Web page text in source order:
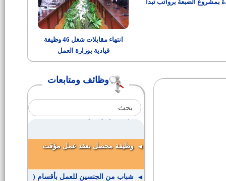
بمشروع الضبعة برواتب تبدأ
انتهاء مقابلات شغل 46 وظيفة
قيادية بوزارة العمل
وظائف ومتابعات
وظائف قيادية بديوان عام المحافظة
عدد ( 5 ) جيولوجيين
مهندسين وفنيين مساحة
وظيفة محصل بعقد عمل مؤقت
شباب من الجنسين للعمل بأقسام (